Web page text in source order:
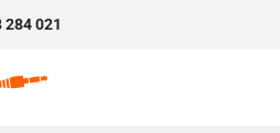
284 021